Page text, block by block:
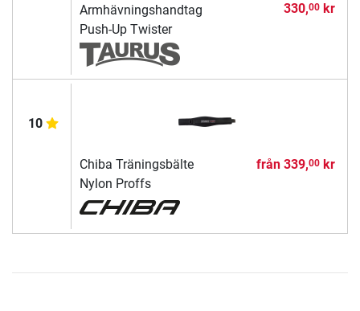
Armhävningshandtag
Push-Up Twister
330,00kr
10
Chiba Träningsbälte
Nylon Proffs
från 339,00kr